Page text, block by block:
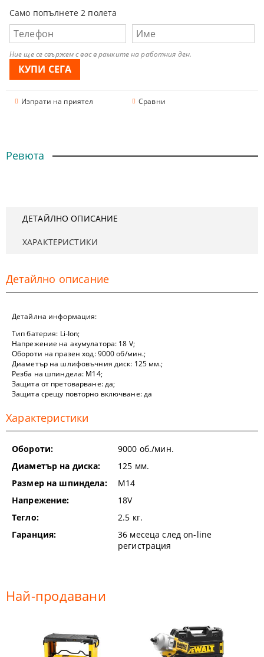
Само попълнете 2 полета
Ние ще се свържем с вас в рамките на работния ден.
Изпрати на приятел Сравни
Ревюта
ДЕТАЙЛНО ОПИСАНИЕ
ХАРАКТЕРИСТИКИ
Детайлно описание
Детайлна информация:
Тип батерия: Li-Ion;
Напрежение на акумулатора: 18 V;
Обороти на празен ход: 9000 об/мин.;
Диаметър на шлифовъчния диск: 125 мм.;
Резба на шпиндела: М14;
Защита от претоварване: да;
Защита срещу повторно включване: да
Характеристики
Обороти: 9000 об./мин.
Диаметър на диска:
125 мм.
Размер на шпиндела:
М14
Напрежение:
18V
Тегло:
2.5 кг.
Гаранция:
36 месеца след on-line
регистрация
Най-продавани